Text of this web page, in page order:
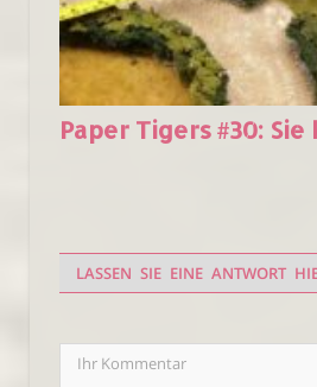
Paper Tigers #30: Sie
LASSEN SIE EINE ANTWORT